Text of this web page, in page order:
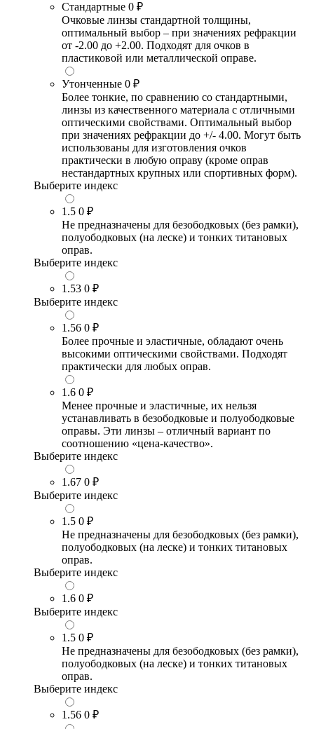
Стандартные 0 ₽
Очковые линзы стандартной толщины,
оптимальный выбор – при значениях рефракции
от -2.00 до +2.00. Подходят для очков в
пластиковой или металлической оправе.
Утонченные 0 ₽
Более тонкие, по сравнению со стандартными,
линзы из качественного материала с отличными
оптическими свойствами. Оптимальный выбор
при значениях рефракции до +/- 4.00. Могут быть
использованы для изготовления очков
практически в любую оправу (кроме оправ
нестандартных крупных или спортивных форм).
Выберите индекс
1.5 0 ₽
Не предназначены для безободковых (без рамки),
полуободковых (на леске) и тонких титановых
оправ.
Выберите индекс
1.53 0 ₽
Выберите индекс
1.56 0 ₽
Более прочные и эластичные, обладают очень
высокими оптическими свойствами. Подходят
практически для любых оправ.
1.6 0 ₽
Менее прочные и эластичные, их нельзя
устанавливать в безободковые и полуободковые
оправы. Эти линзы – отличный вариант по
соотношению «цена-качество».
Выберите индекс
1.67 0 ₽
Выберите индекс
1.5 0 ₽
Не предназначены для безободковых (без рамки),
полуободковых (на леске) и тонких титановых
оправ.
Выберите индекс
1.6 0 ₽
Выберите индекс
1.5 0 ₽
Не предназначены для безободковых (без рамки),
полуободковых (на леске) и тонких титановых
оправ.
Выберите индекс
1.56 0 ₽